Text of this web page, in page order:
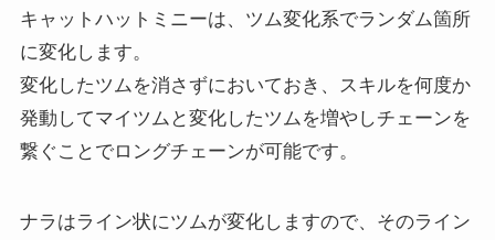
ェーン・35チェーン系ミッション攻...
キャットハットミニーは、ツム変化系でランダム箇所
に変化します。
変化したツムを消さずにおいておき、スキルを何度か
発動してマイツムと変化したツムを増やしチェーンを
繋ぐことでロングチェーンが可能です。
ナラはライン状にツムが変化しますので、そのライン